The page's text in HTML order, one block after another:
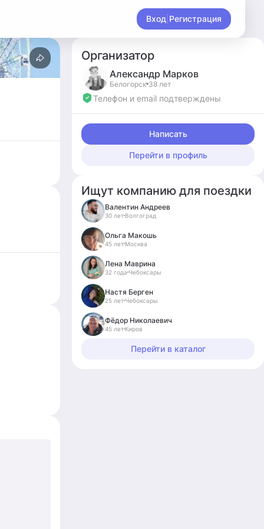
Вход Регистрация
Организатор
Александр Марков
Белогорск 38 лет
Телефон и email подтверждены
Написать
Перейти в профиль
Ищут компанию для поездки
Валентин Андреев
30 лет Волгоград
Ольга Макошь
45 лет Москва
Лена Маврина
32 года Чебоксары
Настя Берген
25 лет Чебоксары
Фёдор Николаевич
45 лет Киров
Перейти в каталог